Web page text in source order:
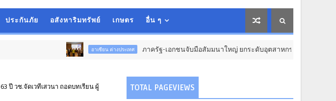
ประกันภัย อสังหาริมทรัพย์ เกษตร อื่น ๆ
อาเซียน ต่างประเทศ ภาครัฐ-เอกชนจับมือสัมมนาใหญ่ ยกระดับอุตสาหกรรมเซรามิกไทยสู่สากล ด้าน
63 ปี วช.จัดเวทีเสวนา ถอดบทเรียน ผู้
TOTAL PAGEVIEWS